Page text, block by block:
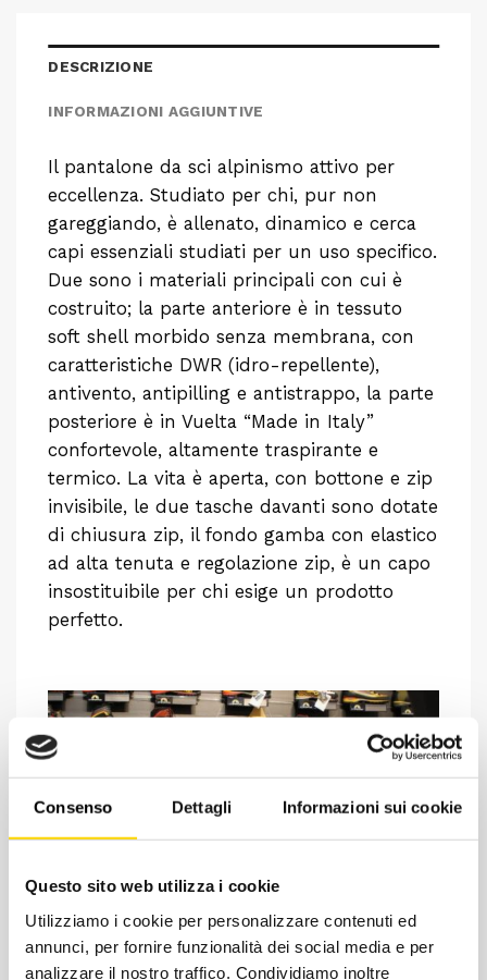
Consenso Dettagli Informazioni sui cookie
Questo sito web utilizza i cookie
Utilizziamo i cookie per personalizzare contenuti ed
annunci, per fornire funzionalità dei social media e per
analizzare il nostro traffico. Condividiamo inoltre
Chiedi ad un esperto
Davide di RRTrek
DESCRIZIONE
INFORMAZIONI AGGIUNTIVE
Il pantalone da sci alpinismo attivo per
eccellenza. Studiato per chi, pur non
gareggiando, è allenato, dinamico e cerca
capi essenziali studiati per un uso specifico.
Due sono i materiali principali con cui è
costruito; la parte anteriore è in tessuto
soft shell morbido senza membrana, con
caratteristiche DWR (idro-repellente),
antivento, antipilling e antistrappo, la parte
posteriore è in Vuelta “Made in Italy”
confortevole, altamente traspirante e
termico. La vita è aperta, con bottone e zip
invisibile, le due tasche davanti sono dotate
di chiusura zip, il fondo gamba con elastico
ad alta tenuta e regolazione zip, è un capo
insostituibile per chi esige un prodotto
perfetto.